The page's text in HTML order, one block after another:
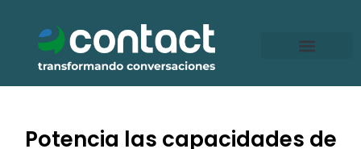
contenido
Potencia las capacidades de